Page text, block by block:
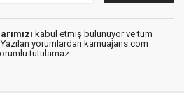
kabul etmiş bulunuyor ve tüm
yorumlardan kamuajans.com
tutulamaz